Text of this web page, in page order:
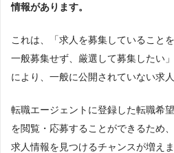
情報があります。
これは、「求人を募集していること
一般募集せず、厳選して募集したい
により、一般に公開されていない求人
転職エージェントに登録した転職希
を閲覧・応募することができるため
求人情報を見つけるチャンスが増えま